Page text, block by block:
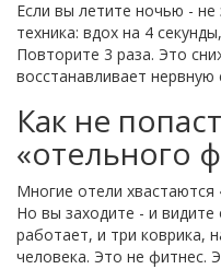
Если вы летите ночью - не
техника: вдох на 4
Повторите 3 раза. Это
восстанавливает нервную
Как не
«отельного
Многие отели
Но вы заходите - и
работает, и три коврика,
человека. Это не фитнес.